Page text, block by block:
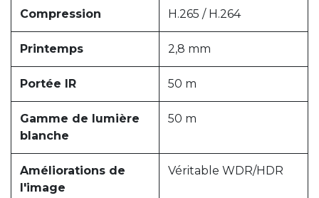
Compression H.265 / H.264
Printemps 2,8 mm
Portée IR 50 m
Gamme de lumière
blanche
50 m
Améliorations de
l'image
Véritable WDR/HDR